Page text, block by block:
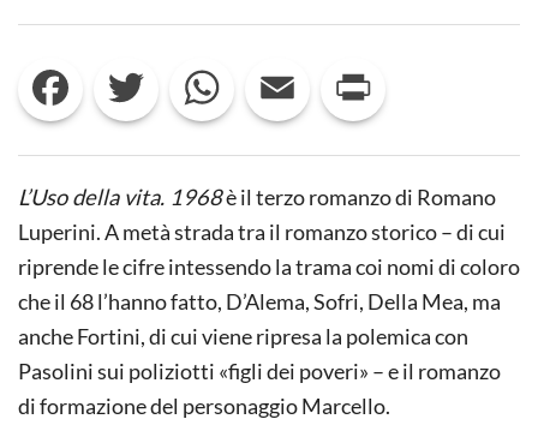
DEL
MARILISA
MOCCIA
SU
DELLA
Facebook Twitter WhatsApp Email
L’Uso della vita. 1968è il terzo romanzo di Romano
Luperini. A metà strada tra il romanzo storico – di cui
riprende le cifre intessendo la trama coi nomi di coloro
che il 68 l’hanno fatto, D’Alema, Sofri, Della Mea, ma
anche Fortini, di cui viene ripresa la polemica con
Pasolini sui poliziotti «figli dei poveri» – e il romanzo
di formazione del personaggio Marcello.